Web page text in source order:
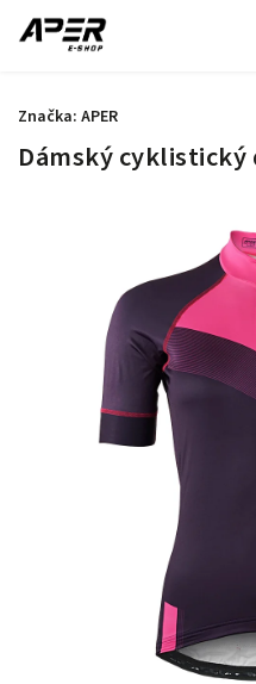
Dámský cyklistický
Značka: APER